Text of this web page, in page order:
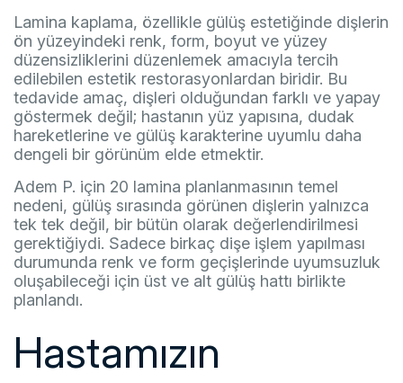
Lamina kaplama, özellikle gülüş estetiğinde dişlerin
ön yüzeyindeki renk, form, boyut ve yüzey
düzensizliklerini düzenlemek amacıyla tercih
edilebilen estetik restorasyonlardan biridir. Bu
tedavide amaç, dişleri olduğundan farklı ve yapay
göstermek değil; hastanın yüz yapısına, dudak
hareketlerine ve gülüş karakterine uyumlu daha
dengeli bir görünüm elde etmektir.
Adem P. için 20 lamina planlanmasının temel
nedeni, gülüş sırasında görünen dişlerin yalnızca
tek tek değil, bir bütün olarak değerlendirilmesi
gerektiğiydi. Sadece birkaç dişe işlem yapılması
durumunda renk ve form geçişlerinde uyumsuzluk
oluşabileceği için üst ve alt gülüş hattı birlikte
planlandı.
Hastamızın